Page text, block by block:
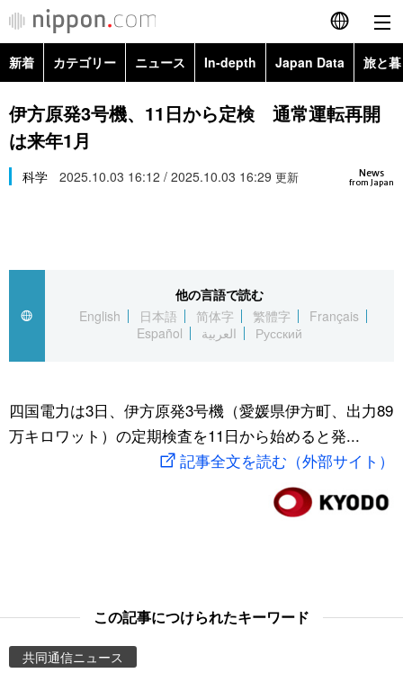
English
简体字
Русский
カテゴリー
経済・ビジネス
国際
文化
トップ
アーカイブ
In-depth
Japan Data
動画/Live
新着 カテゴリー ニュース In-depth Japan Data 旅と
政治・外交
経済・ビジネス
スポーツ・東京2020
Topics
伊方原発3号機、11日から定検 通常運転再開
は来年1月
News
from Japan
科学 2025.10.03 16:12 / 2025.10.03 16:29 更新
他の言語で読む
English
日本語 简体字 繁體字
Français
Español
العربية Русский
四国電力は3日、伊方原発3号機（愛媛県伊方町、出力89
万キロワット）の定期検査を11日から始めると発...
記事全文を読む（外部サイト）
この記事につけられたキーワード
共同通信ニュース